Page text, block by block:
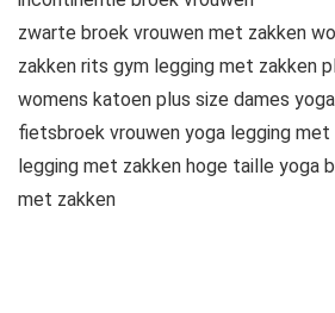
zwarte broek vrouwen met zakken
zakken rits gym legging met zakken
womens katoen plus size dames
fietsbroek vrouwen yoga legging
legging met zakken hoge taille yoga
met zakken